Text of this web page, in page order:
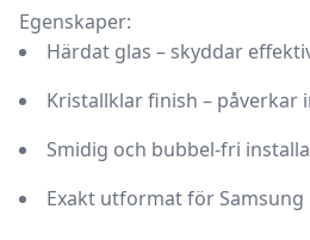
Egenskaper:
Härdat glas – skyddar
Kristallklar finish – påverkar
Smidig och bubbel-fri
Exakt utformat för Samsung